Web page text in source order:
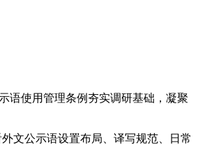
语使用管理条例夯实调研基础，凝聚
文公示语设置布局、译写规范、日常